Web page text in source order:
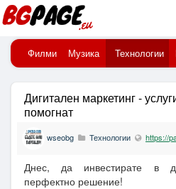
Начало
Филми Музика Технологии
Дигитален маркетинг -
помогнат
wseobg Технологии https://
Днес, да инвестирате в
перфектно решение!